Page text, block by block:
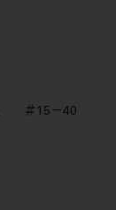
＃15－40